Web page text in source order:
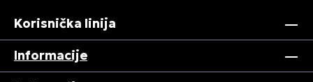
Korisnička linija
Informacije